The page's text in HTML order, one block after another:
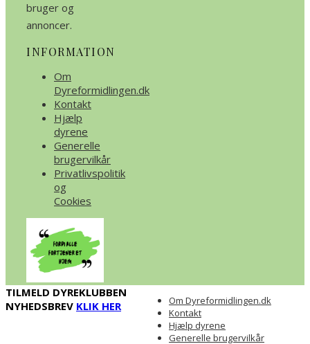
bruger og
annoncer.
INFORMATION
Om
Dyreformidlingen.dk
Kontakt
Hjælp
dyrene
Generelle
brugervilkår
Privatlivspolitik
og
Cookies
Om Dyreformidlingen.dk
Kontakt
Hjælp dyrene
Generelle brugervilkår
TILMELD DYREKLUBBEN
NYHEDSBREV KLIK HER